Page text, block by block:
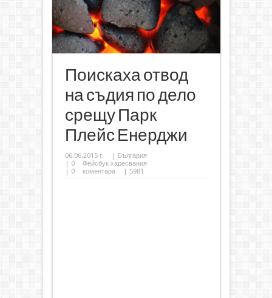
Поискаха отвод
на съдия по дело
срещу Парк
Плейс Енерджи
06.06.2015 г. | България
| 0
Фейсбук харесвания
| 0 коментара | 5981